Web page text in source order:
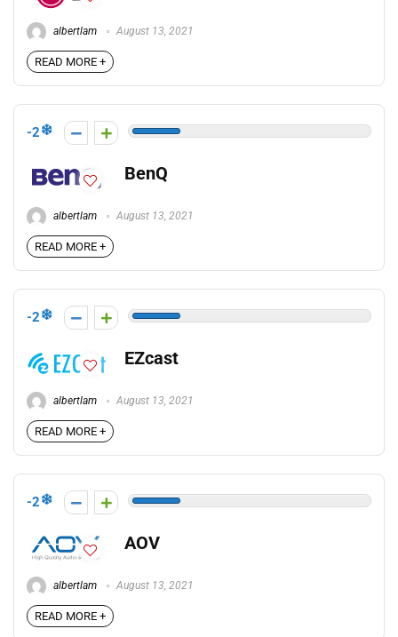
albertlam August 13, 2021
READ MORE +
-2
BenQ
albertlam August 13, 2021
READ MORE +
-2
EZcast
albertlam August 13, 2021
READ MORE +
-2
AOV
albertlam August 13, 2021
READ MORE +